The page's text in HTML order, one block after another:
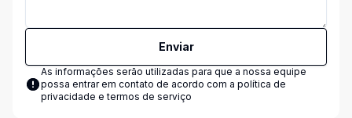
Enviar
As informações serão utilizadas para que a nossa equipe
possa entrar em contato de acordo com a política de
privacidade e termos de serviço